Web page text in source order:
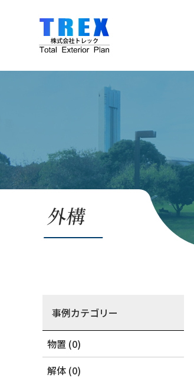
外構
事例カテゴリー
物置 (0)
解体 (0)